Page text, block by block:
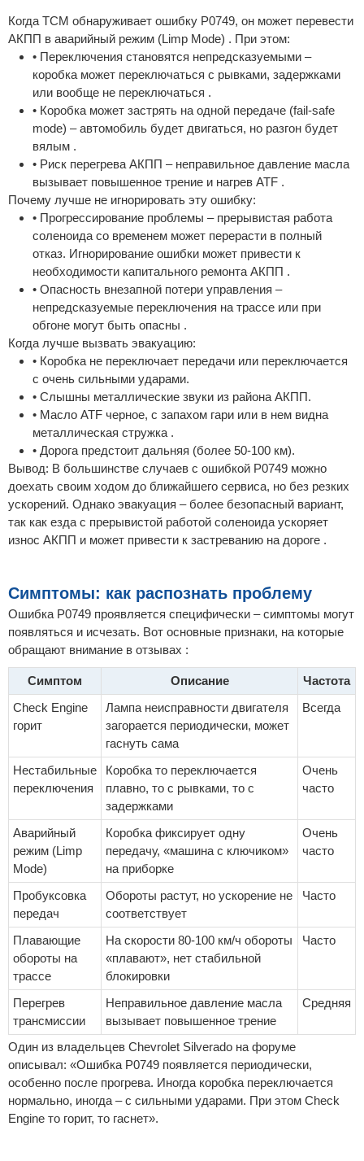
Когда TCM обнаруживает ошибку P0749, он может перевести
АКПП в аварийный режим (Limp Mode) . При этом:
• Переключения становятся непредсказуемыми –
коробка может переключаться с рывками, задержками
или вообще не переключаться .
• Коробка может застрять на одной передаче (fail-safe
mode) – автомобиль будет двигаться, но разгон будет
вялым .
• Риск перегрева АКПП – неправильное давление масла
вызывает повышенное трение и нагрев ATF .
Почему лучше не игнорировать эту ошибку:
• Прогрессирование проблемы – прерывистая работа
соленоида со временем может перерасти в полный
отказ. Игнорирование ошибки может привести к
необходимости капитального ремонта АКПП .
• Опасность внезапной потери управления –
непредсказуемые переключения на трассе или при
обгоне могут быть опасны .
Когда лучше вызвать эвакуацию:
• Коробка не переключает передачи или переключается
с очень сильными ударами.
• Слышны металлические звуки из района АКПП.
• Масло ATF черное, с запахом гари или в нем видна
металлическая стружка .
• Дорога предстоит дальняя (более 50-100 км).
Вывод: В большинстве случаев с ошибкой P0749 можно
доехать своим ходом до ближайшего сервиса, но без резких
ускорений. Однако эвакуация – более безопасный вариант,
так как езда с прерывистой работой соленоида ускоряет
износ АКПП и может привести к застреванию на дороге .
Симптомы: как распознать проблему
Ошибка P0749 проявляется специфически – симптомы могут
появляться и исчезать. Вот основные признаки, на которые
обращают внимание в отзывах :
Симптом Описание
Частота
Check Engine
горит
Лампа неисправности двигателя
загорается периодически, может
гаснуть сама
Всегда
Нестабильные
переключения
Коробка то переключается
плавно, то с рывками, то с
задержками
Очень
часто
Аварийный
режим (Limp
Mode)
Коробка фиксирует одну
передачу, «машина с ключиком»
на приборке
Очень
часто
Пробуксовка
передач
Обороты растут, но ускорение не
соответствует
Часто
Плавающие
обороты на
трассе
На скорости 80-100 км/ч обороты
«плавают», нет стабильной
блокировки
Часто
Перегрев
трансмиссии
Неправильное давление масла
вызывает повышенное трение
Средняя
Один из владельцев Chevrolet Silverado на форуме
описывал: «Ошибка P0749 появляется периодически,
особенно после прогрева. Иногда коробка переключается
нормально, иногда – с сильными ударами. При этом Check
Engine то горит, то гаснет».